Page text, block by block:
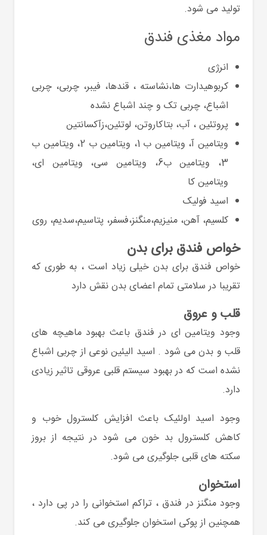
تولید می شود.
مواد مغذی فندق
انرژی
کربوهیدارت ها،نشاسته ، قندها، فیبر، چربی، چربی
اشباع، چربی تک و چند اشباع نشده
پروتئین ، آب، بتاکاروتن، لوتئین،زآکسانتین
ویتامین آ، ویتامین ب 1، ویتامین ب 2، ویتامین ب
3، ویتامین ب6، ویتامین سی، ویتامین ای،
ویتامین کا
اسید فولیک
کلسیم، آهن، منیزیم،منگنز،فسفر، پتاسیم،سدیم، روی
خواص فندق برای بدن
خواص فندق برای بدن خیلی زیاد است ، به طوری که
تقریبا در سلامتی تمام اعضای بدن نقش دارد
قلب و عروق
وجود ویتامین ای در فندق باعث بهبود ماهیچه های
قلب و بدن می شود . اسید الیئین نوعی از چربی اشباع
نشده است که در بهبود سیستم قلبی عروقی تاثیر زیادی
دارد.
وجود اسید اولئیک باعث افزایش کلسترول خوب و
کاهش کلسترول بد خون می شود در نتیجه از بروز
سکته های قلبی جلوگیری می شود.
استخوان
وجود منگنز در فندق ، تراکم استخوانی را در پی دارد ،
همچنین از پوکی استخوان جلوگیری می کند.